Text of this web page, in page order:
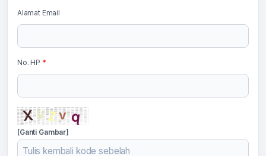
Alamat Email
No. HP *
[Ganti Gambar]